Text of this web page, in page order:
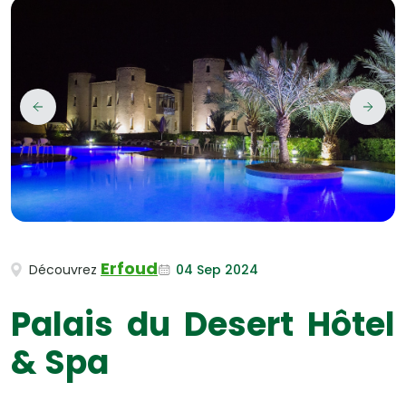
Découvrez Erfoud 04 Sep 2024
Palais du Desert Hôtel
& Spa